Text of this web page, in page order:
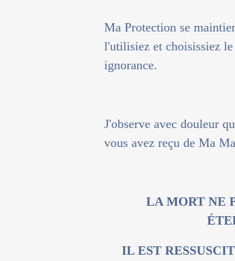
Ma Protection se
l'utilisiez et choisissiez
ignorance.
J'observe avec douleur
vous avez reçu de Ma
LA MORT NE
IL EST